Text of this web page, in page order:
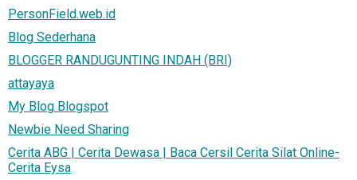
PersonField.web.id
Blog Sederhana
BLOGGER RANDUGUNTING INDAH (BRI)
attayaya
My Blog Blogspot
Newbie Need Sharing
Cerita ABG | Cerita Dewasa | Baca Cersil Cerita Silat Online-
Cerita Eysa